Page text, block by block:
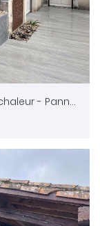
Coin lecture & camouflage pompe à chaleur - Panneaux en découpe laser - Plancher en lames minérales millboard & dallage en pierres naturelles alhambra - AIRVAULT 79